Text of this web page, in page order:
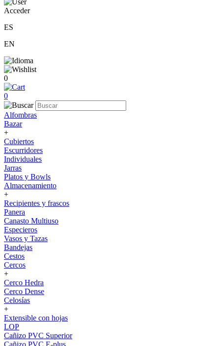
Acceder
ES
EN
0
0
Alfombras
Bazar
+
Cubiertos
Escurridores
Individuales
Jarras
Platos y Bowls
Almacenamiento
+
Recipientes y frascos
Panera
Canasto Multiuso
Especieros
Vasos y Tazas
Bandejas
Cestos
Cercos
+
Cerco Hedra
Cerco Dense
Celosías
+
Extensible con hojas
LOP
Cañizo PVC Superior
Cañizo PVC E-plus